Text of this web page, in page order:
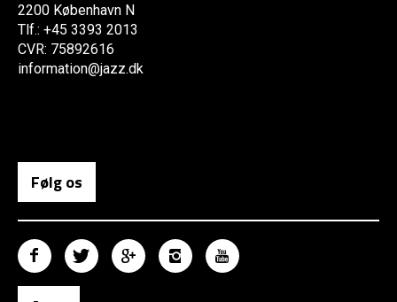
2200 København N
Tlf.: +45 3393 2013
CVR: 75892616
information@jazz.dk
Følg os